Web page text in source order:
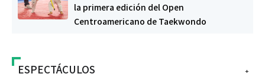
la primera edición del Open
Centroamericano de Taekwondo
+
ESPECTÁCULOS